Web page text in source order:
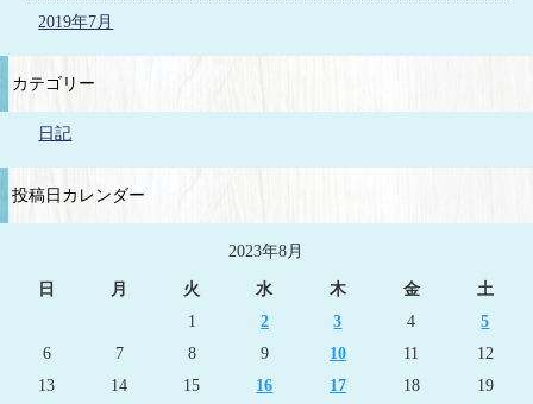
2019年7月
カテゴリー
日記
投稿日カレンダー
2023年8月
日 月 火 水 木 金
土
1
2 3 4
5
6
7 8 9 10 11
12
13
14 15 16 17 18 19